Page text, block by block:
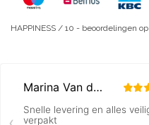
HAPPINESS / 10 - beoordelingen op